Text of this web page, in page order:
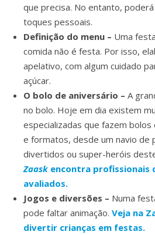
que precisa. No entanto,
toques pessoais.
Definição do menu – Uma
comida não é festa. Por isso,
apelativo, com algum cuidado
açúcar.
O bolo de aniversário – A
no bolo. Hoje em dia existem
especializadas que fazem
e formatos, desde um navio de
divertidos ou super-heróis
Zaask encontra profissionais
avaliados.
Jogos e diversões – Numa
pode faltar animação. Veja na
divertir crianças em festas.